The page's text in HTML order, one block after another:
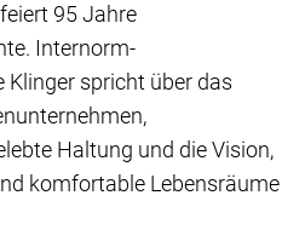
95 Jahre
Internorm-
spricht über das
Haltung und die Vision,
komfortable Lebensräume